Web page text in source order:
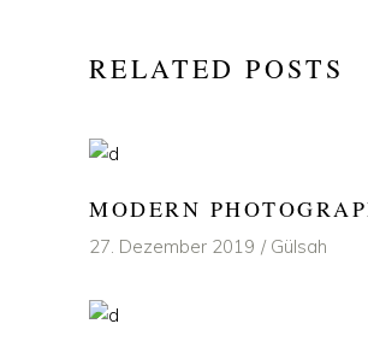
RELATED POSTS
MODERN
27. Dezember 2019 Gülsah